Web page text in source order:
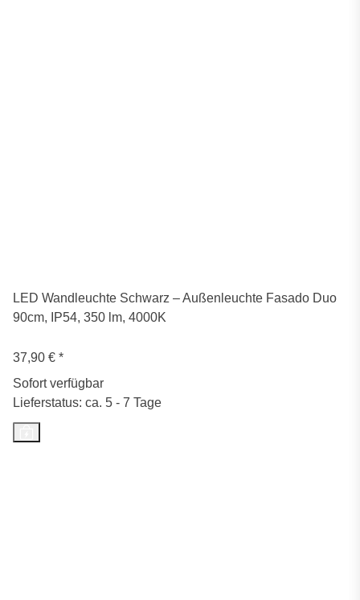
LED Wandleuchte Schwarz – Außenleuchte Fasado Duo
90cm, IP54, 350 lm, 4000K
37,90 € *
Sofort verfügbar
Lieferstatus: ca. 5 - 7 Tage